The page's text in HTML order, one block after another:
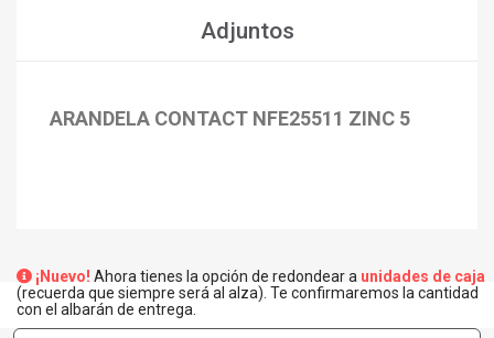
Crear lista de deseos ×
Iniciar sesión ×
Adjuntos
ARANDELA CONTACT NFE25511 ZINC 5
¡Nuevo! Ahora tienes la opción de redondear a unidades de caja
(recuerda que siempre será al alza). Te confirmaremos la cantidad
con el albarán de entrega.